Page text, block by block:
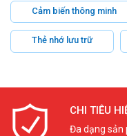
Cảm biến thông minh
Thẻ nhớ lưu trữ
CHI TIÊU
Đa dạng sản